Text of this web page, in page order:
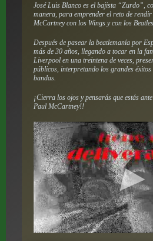
José Luis Blanco es el bajista “Zurdo”,
manera, para emprender el reto de
McCartney con los Wings y con los
Después de pasear la beatlemanía por
más de 30 años, llegando a tocar en la
Liverpool en una treintena de veces,
públicos, interpretando los grandes
bandas.
¡Cierra los ojos y pensarás que estás
Paul McCartney!!